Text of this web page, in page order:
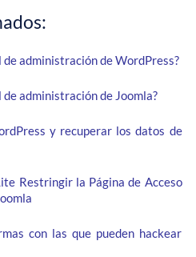
de administración de WordPress?
de administración de Joomla?
y recuperar los datos de
Restringir la Página de Acceso
con las que pueden hackear